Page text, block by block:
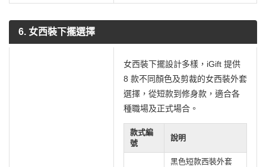
6. 女西裝下擺選擇
女西裝下擺設計多樣，iGift 提供
8 款不同顏色及剪裁的女西裝外套
選擇，從短款到修身款，適合各
種職場及正式場合。
款式編
號
說明
黑色短款西裝外套